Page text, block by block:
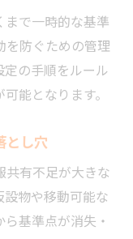
で一時的な基準
を防ぐための管理
の手順をルール
能となります。
とし穴
共有不足が大きな
設物や移動可能な
基準点が消失・